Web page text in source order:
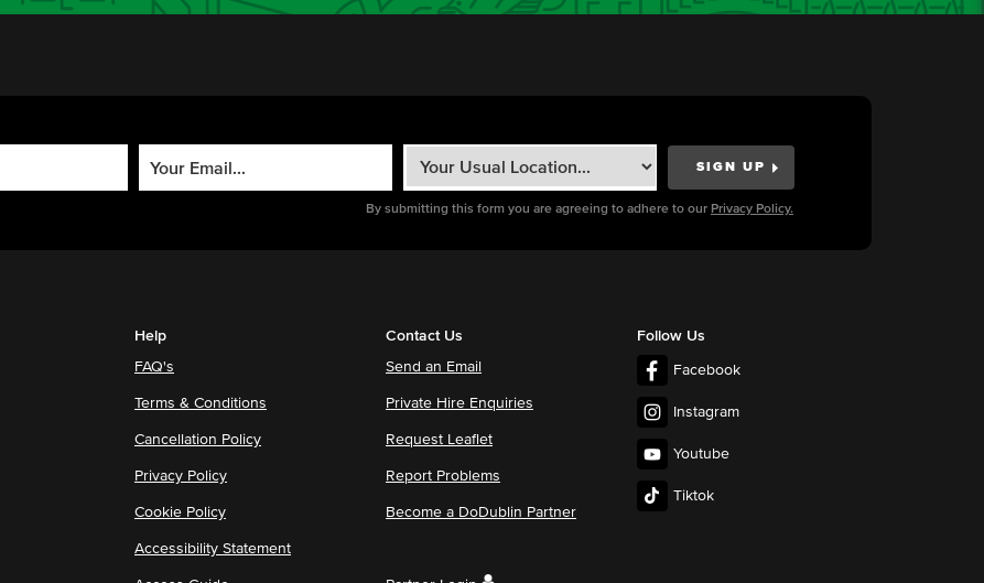
By submitting this form you are agreeing to adhere to our Privacy Policy.
Help
FAQ's
Terms & Conditions
Cancellation Policy
Privacy Policy
Cookie Policy
Accessibility Statement
Contact Us
Send an Email
Private Hire Enquiries
Request Leaflet
Report Problems
Become a DoDublin Partner
Follow Us
Facebook
Instagram
Youtube
Tiktok